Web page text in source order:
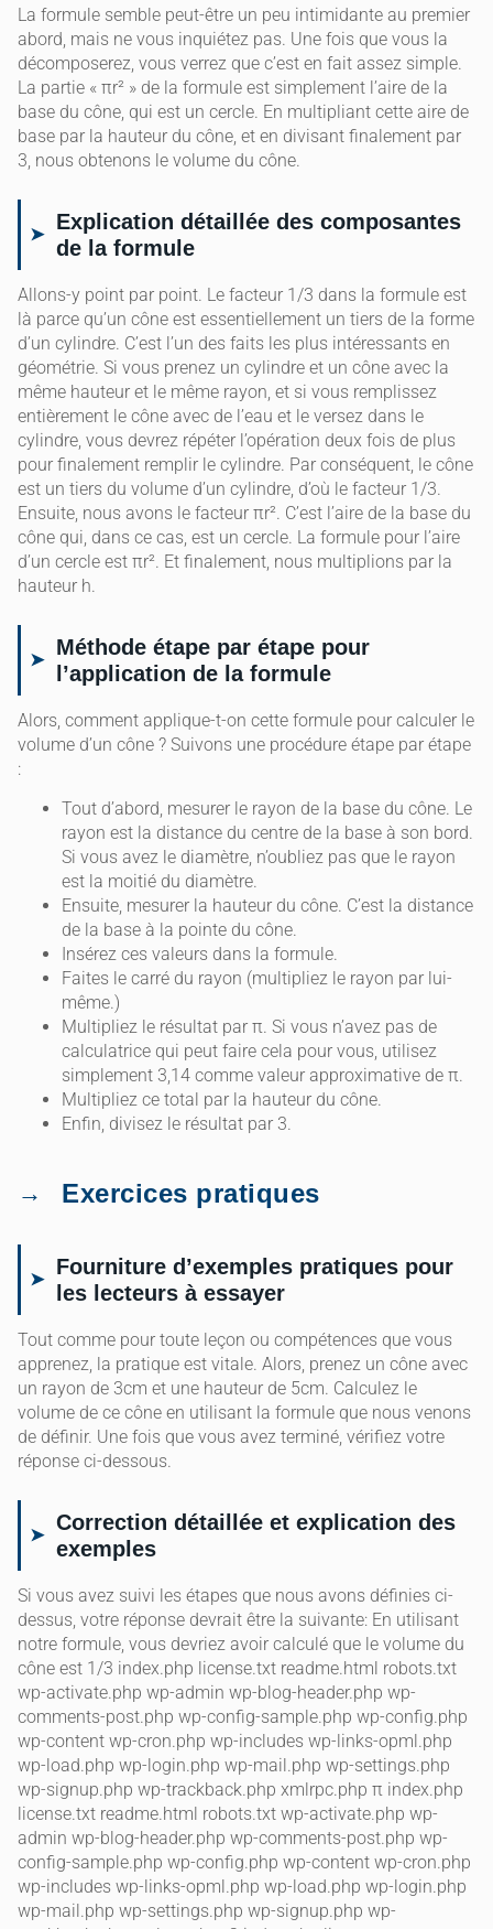
La formule semble peut-être un peu intimidante au premier
abord, mais ne vous inquiétez pas. Une fois que vous la
décomposerez, vous verrez que c’est en fait assez simple.
La partie « πr² » de la formule est simplement l’aire de la
base du cône, qui est un cercle. En multipliant cette aire de
base par la hauteur du cône, et en divisant finalement par
3, nous obtenons le volume du cône.
Explication détaillée des composantes
de la formule
Allons-y point par point. Le facteur 1/3 dans la formule est
là parce qu’un cône est essentiellement un tiers de la forme
d’un cylindre. C’est l’un des faits les plus intéressants en
géométrie. Si vous prenez un cylindre et un cône avec la
même hauteur et le même rayon, et si vous remplissez
entièrement le cône avec de l’eau et le versez dans le
cylindre, vous devrez répéter l’opération deux fois de plus
pour finalement remplir le cylindre. Par conséquent, le cône
est un tiers du volume d’un cylindre, d’où le facteur 1/3.
Ensuite, nous avons le facteur πr². C’est l’aire de la base du
cône qui, dans ce cas, est un cercle. La formule pour l’aire
d’un cercle est πr². Et finalement, nous multiplions par la
hauteur h.
Méthode étape par étape pour
l’application de la formule
Alors, comment applique-t-on cette formule pour calculer le
volume d’un cône ? Suivons une procédure étape par étape
:
Tout d’abord, mesurer le rayon de la base du cône. Le
rayon est la distance du centre de la base à son bord.
Si vous avez le diamètre, n’oubliez pas que le rayon
est la moitié du diamètre.
Ensuite, mesurer la hauteur du cône. C’est la distance
de la base à la pointe du cône.
Insérez ces valeurs dans la formule.
Faites le carré du rayon (multipliez le rayon par lui-
même.)
Multipliez le résultat par π. Si vous n’avez pas de
calculatrice qui peut faire cela pour vous, utilisez
simplement 3,14 comme valeur approximative de π.
Multipliez ce total par la hauteur du cône.
Enfin, divisez le résultat par 3.
Exercices pratiques
Fourniture d’exemples pratiques pour
les lecteurs à essayer
Tout comme pour toute leçon ou compétences que vous
apprenez, la pratique est vitale. Alors, prenez un cône avec
un rayon de 3cm et une hauteur de 5cm. Calculez le
volume de ce cône en utilisant la formule que nous venons
de définir. Une fois que vous avez terminé, vérifiez votre
réponse ci-dessous.
Correction détaillée et explication des
exemples
Si vous avez suivi les étapes que nous avons définies ci-
dessus, votre réponse devrait être la suivante: En utilisant
notre formule, vous devriez avoir calculé que le volume du
cône est 1/3 index.php license.txt readme.html robots.txt
wp-activate.php wp-admin wp-blog-header.php wp-
comments-post.php wp-config-sample.php wp-config.php
wp-content wp-cron.php wp-includes wp-links-opml.php
wp-load.php wp-login.php wp-mail.php wp-settings.php
wp-signup.php wp-trackback.php xmlrpc.php π index.php
license.txt readme.html robots.txt wp-activate.php wp-
admin wp-blog-header.php wp-comments-post.php wp-
config-sample.php wp-config.php wp-content wp-cron.php
wp-includes wp-links-opml.php wp-load.php wp-login.php
wp-mail.php wp-settings.php wp-signup.php wp-